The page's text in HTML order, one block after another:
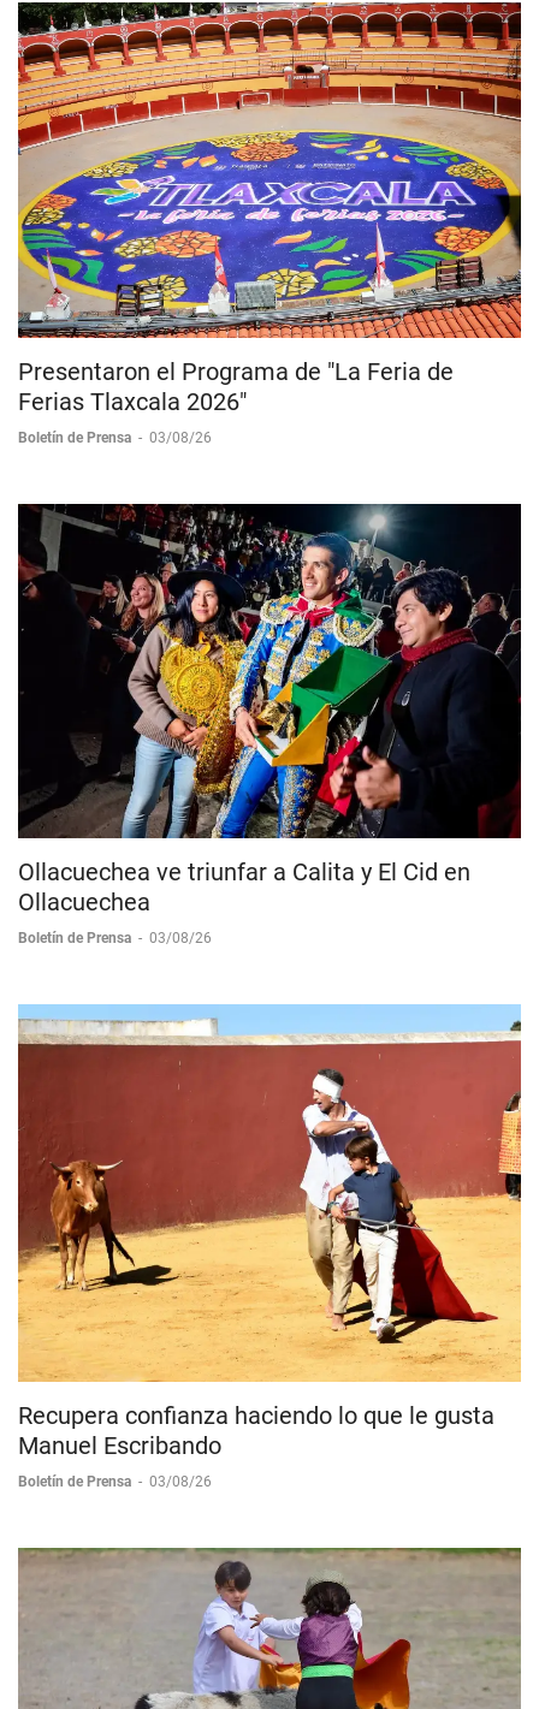
Presentaron el Programa de "La Feria de
Ferias Tlaxcala 2026"
Boletín de Prensa - 03/08/26
Ollacuechea ve triunfar a Calita y El Cid en
Ollacuechea
Boletín de Prensa - 03/08/26
Recupera confianza haciendo lo que le gusta
Manuel Escribando
Boletín de Prensa - 03/08/26